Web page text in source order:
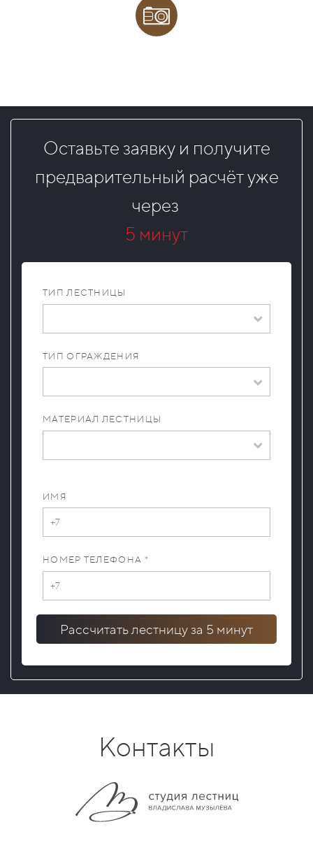
Оставьте заявку и получите
предварительный расчёт уже
через
5 минут
ТИП ЛЕСТНИЦЫ
ТИП ОГРАЖДЕНИЯ
МАТЕРИАЛ ЛЕСТНИЦЫ
ИМЯ
НОМЕР ТЕЛЕФОНА *
Рассчитать лестницу за 5 минут
Контакты